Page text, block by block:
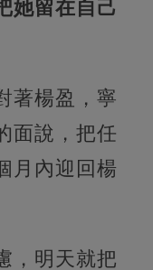
她留在自己
著楊盈，寧
面說，把任
月內迎回楊
，明天就把